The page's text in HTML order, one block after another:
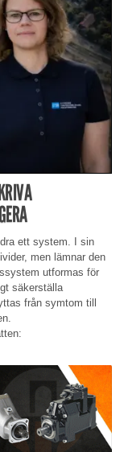
ett system. I sin
men lämnar den
utformas för
säkerställa
från symtom till